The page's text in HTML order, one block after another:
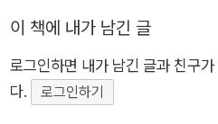
화를 이룬 작품이라는 데 있다. 소
왕과 모드 황후 사이의 왕위 계승
중세 잉글랜드로, 정치적 음모와
들어 소설 속 사건들을 일으키고,
이 책에 내가 남긴 글
로그인하면 내가 남긴 글과 친구
다.
로그인하기